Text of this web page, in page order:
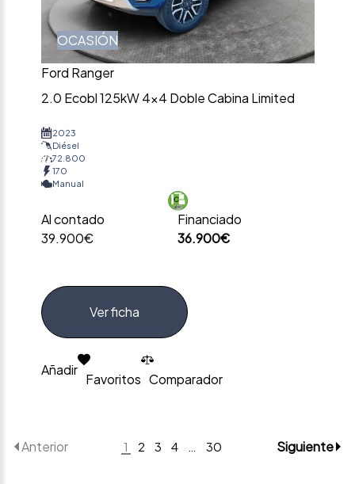
OCASIÓN
Ford Ranger
2.0 Ecobl 125kW 4×4 Doble Cabina Limited
2023
Diésel
72.800
170
Manual
Al contado
39.900€
Financiado
36.900€
Ver ficha
Añadir
Favoritos Comparador
Anterior 1 2 3 4 30 Siguiente